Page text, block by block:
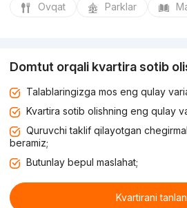
Ovqat Parklar
Domtut orqali kvartira sotib
Talablaringizga mos eng qulay
Kvartira sotib olishning eng qulay
Quruvchi taklif qilayotgan
beramiz;
Butunlay bepul maslahat;
Kvartirani